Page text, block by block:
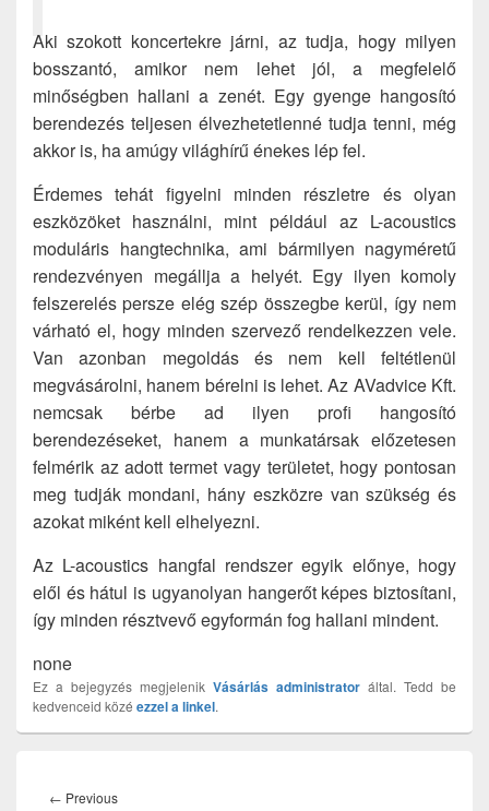
Aki szokott koncertekre járni, az tudja, hogy milyen
bosszantó, amikor nem lehet jól, a megfelelő
minőségben hallani a zenét. Egy gyenge hangosító
berendezés teljesen élvezhetetlenné tudja tenni, még
akkor is, ha amúgy világhírű énekes lép fel.
Érdemes tehát figyelni minden részletre és olyan
eszközöket használni, mint például az L-acoustics
moduláris hangtechnika, ami bármilyen nagyméretű
rendezvényen megállja a helyét. Egy ilyen komoly
felszerelés persze elég szép összegbe kerül, így nem
várható el, hogy minden szervező rendelkezzen vele.
Van azonban megoldás és nem kell feltétlenül
megvásárolni, hanem bérelni is lehet. Az AVadvice Kft.
nemcsak bérbe ad ilyen profi hangosító
berendezéseket, hanem a munkatársak előzetesen
felmérik az adott termet vagy területet, hogy pontosan
meg tudják mondani, hány eszközre van szükség és
azokat miként kell elhelyezni.
Az L-acoustics hangfal rendszer egyik előnye, hogy
elől és hátul is ugyanolyan hangerőt képes biztosítani,
így minden résztvevő egyformán fog hallani mindent.
none
Ez a bejegyzés megjelenik Vásárlás administrator által. Tedd be
kedvenceid közé ezzel a linkel.
navigáció
← PreviousPrevious